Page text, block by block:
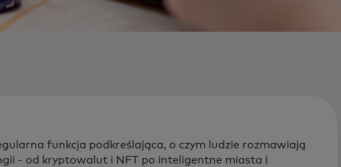
funkcja podkreślająca, o czym ludzie rozmawiają
- od kryptowalut i NFT po inteligentne miasta i